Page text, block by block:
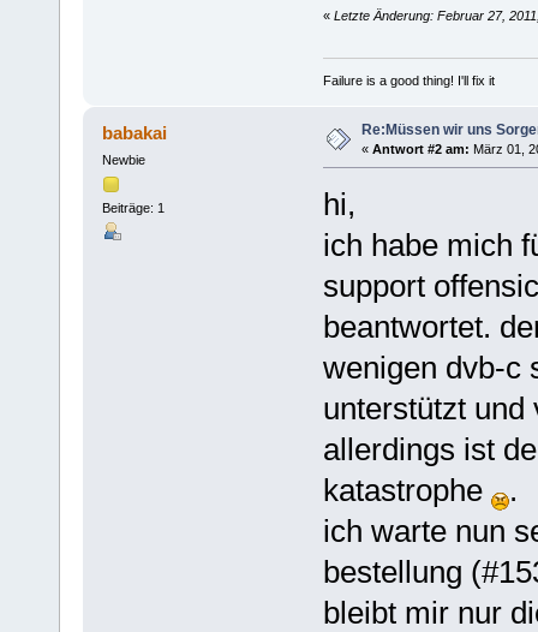
« Letzte Änderung: Februar 27,
Failure is a good thing! I'll fix it
babakai
Newbie
Beiträge: 1
Re:Müssen wir uns
« Antwort #2 am: März 01,
hi,
ich habe mich
support
beantwortet.
wenigen dvb-c
unterstützt
allerdings ist
katastrophe
.
ich warte nun
bestellung
bleibt mir nur